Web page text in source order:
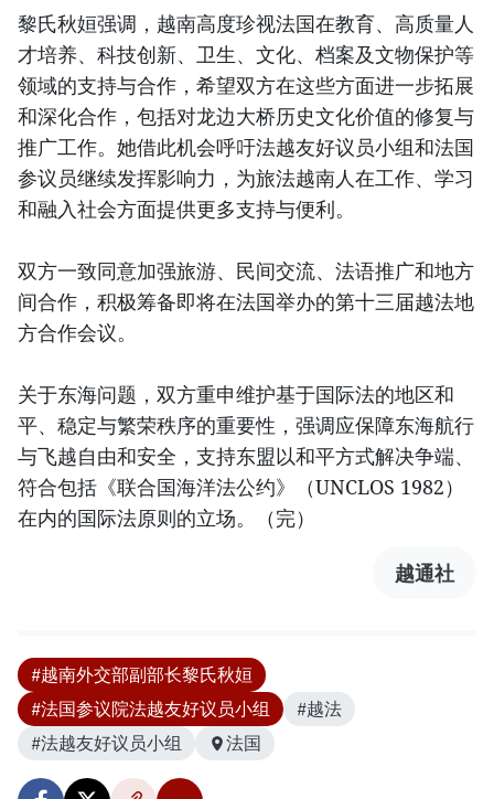
黎氏秋姮强调，越南高度珍视法国在教育、高质量人
才培养、科技创新、卫生、文化、档案及文物保护等
领域的支持与合作，希望双方在这些方面进一步拓展
和深化合作，包括对龙边大桥历史文化价值的修复与
推广工作。她借此机会呼吁法越友好议员小组和法国
参议员继续发挥影响力，为旅法越南人在工作、学习
和融入社会方面提供更多支持与便利。
双方一致同意加强旅游、民间交流、法语推广和地方
间合作，积极筹备即将在法国举办的第十三届越法地
方合作会议。
关于东海问题，双方重申维护基于国际法的地区和
平、稳定与繁荣秩序的重要性，强调应保障东海航行
与飞越自由和安全，支持东盟以和平方式解决争端、
符合包括《联合国海洋法公约》（UNCLOS 1982）
在内的国际法原则的立场。（完）
越通社
#越南外交部副部长黎氏秋姮
#法国参议院法越友好议员小组
#越法
#法越友好议员小组
法国